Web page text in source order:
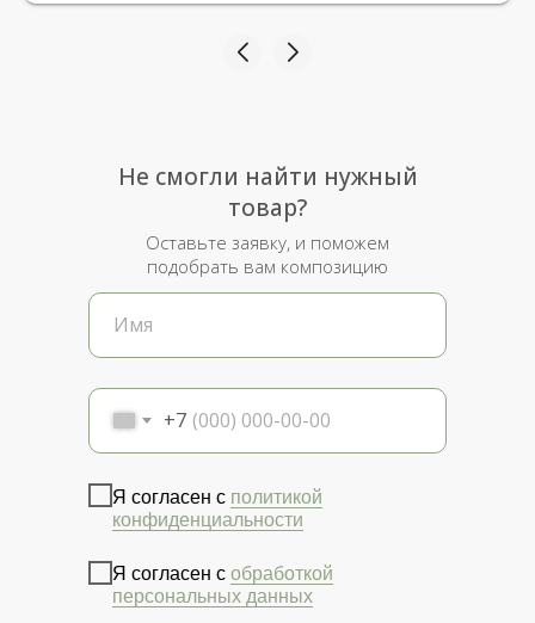
+7
Я согласен с политикой
конфиденциальности
Я согласен с обработкой
персональных данных
Не смогли найти нужный
товар?
Оставьте заявку, и поможем
подобрать вам композицию